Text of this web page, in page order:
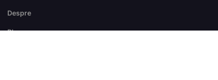
Despre
Blog